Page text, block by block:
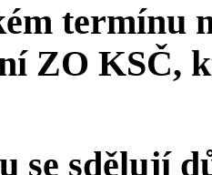
termínu
ZO KSČ,
se sdělují